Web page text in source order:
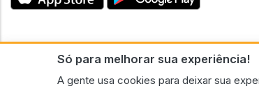
Só para melhorar sua experiência!
A gente usa cookies para deixar sua
CNPJ n.º 30.220.458/0001-17 - GERAL GEEK PORTAL